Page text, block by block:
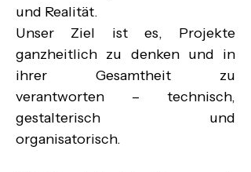
und Realität.
Unser Ziel ist es, Projekte
ganzheitlich zu denken und in
ihrer Gesamtheit zu
verantworten – technisch,
gestalterisch und
organisatorisch.